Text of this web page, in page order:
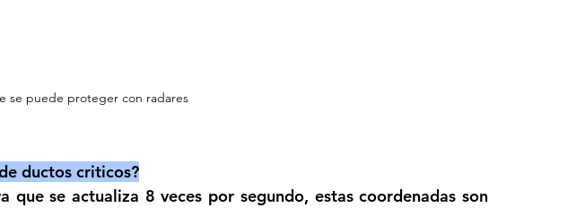
se puede proteger con radares
ductos criticos?
se actualiza 8 veces por segundo, estas coordenadas son